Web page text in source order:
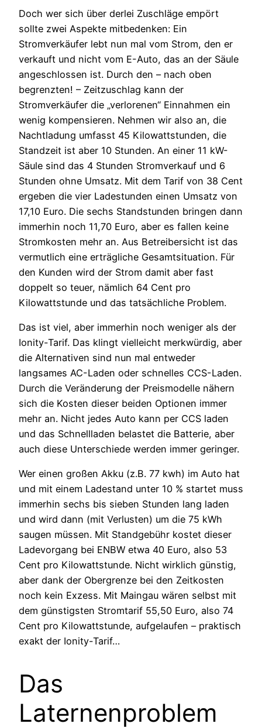
Doch wer sich über derlei Zuschläge empört
sollte zwei Aspekte mitbedenken: Ein
Stromverkäufer lebt nun mal vom Strom, den er
verkauft und nicht vom E-Auto, das an der Säule
angeschlossen ist. Durch den – nach oben
begrenzten! – Zeitzuschlag kann der
Stromverkäufer die „verlorenen“ Einnahmen ein
wenig kompensieren. Nehmen wir also an, die
Nachtladung umfasst 45 Kilowattstunden, die
Standzeit ist aber 10 Stunden. An einer 11 kW-
Säule sind das 4 Stunden Stromverkauf und 6
Stunden ohne Umsatz. Mit dem Tarif von 38 Cent
ergeben die vier Ladestunden einen Umsatz von
17,10 Euro. Die sechs Standstunden bringen dann
immerhin noch 11,70 Euro, aber es fallen keine
Stromkosten mehr an. Aus Betreibersicht ist das
vermutlich eine erträgliche Gesamtsituation. Für
den Kunden wird der Strom damit aber fast
doppelt so teuer, nämlich 64 Cent pro
Kilowattstunde und das tatsächliche Problem.
Das ist viel, aber immerhin noch weniger als der
Ionity-Tarif. Das klingt vielleicht merkwürdig, aber
die Alternativen sind nun mal entweder
langsames AC-Laden oder schnelles CCS-Laden.
Durch die Veränderung der Preismodelle nähern
sich die Kosten dieser beiden Optionen immer
mehr an. Nicht jedes Auto kann per CCS laden
und das Schnellladen belastet die Batterie, aber
auch diese Unterschiede werden immer geringer.
Wer einen großen Akku (z.B. 77 kwh) im Auto hat
und mit einem Ladestand unter 10 % startet muss
immerhin sechs bis sieben Stunden lang laden
und wird dann (mit Verlusten) um die 75 kWh
saugen müssen. Mit Standgebühr kostet dieser
Ladevorgang bei ENBW etwa 40 Euro, also 53
Cent pro Kilowattstunde. Nicht wirklich günstig,
aber dank der Obergrenze bei den Zeitkosten
noch kein Exzess. Mit Maingau wären selbst mit
dem günstigsten Stromtarif 55,50 Euro, also 74
Cent pro Kilowattstunde, aufgelaufen – praktisch
exakt der Ionity-Tarif…
Das
Laternenproblem